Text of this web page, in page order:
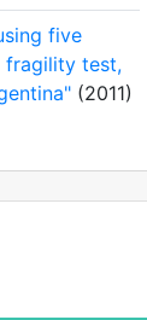
five
fragility test,
(2011)